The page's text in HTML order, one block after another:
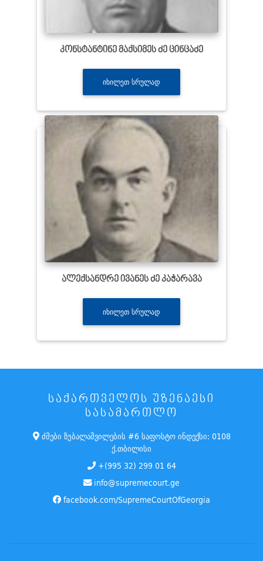
კონსტანტინე მაქსიმეს ძე ცინცაძე
ᲘᲮᲘᲚᲔᲗ ᲡᲠᲣᲚᲐᲓ
ალექსანდრე ივანეს ძე კაჭარავა
ᲘᲮᲘᲚᲔᲗ ᲡᲠᲣᲚᲐᲓ
ᲡᲐᲥᲐᲠᲗᲕᲔᲚᲝᲡ ᲣᲖᲔᲜᲐᲔᲡᲘ
ᲡᲐᲡᲐᲛᲐᲠᲗᲚᲝ
ძმები ზუბალაშვილების #6 საფოსტო ინდექსი: 0108
ქ.თბილისი
+(995 32) 299 01 64
info@supremecourt.ge
facebook.com/SupremeCourtOfGeorgia